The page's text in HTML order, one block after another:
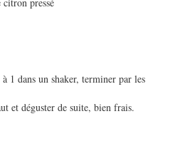
1 dans un shaker, terminer par les
et déguster de suite, bien frais.